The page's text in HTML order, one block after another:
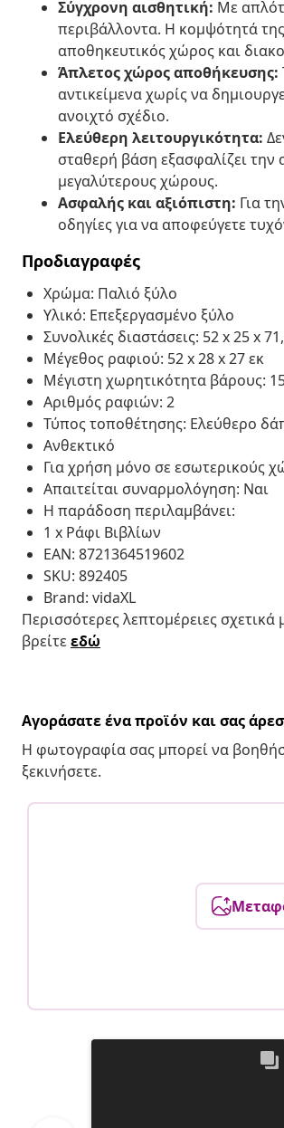
Σύγχρονη αισθητική: Με
περιβάλλοντα. Η κομψότητά
αποθηκευτικός χώρος και
Άπλετος χώρος αποθήκευσης:
αντικείμενα χωρίς να
ανοιχτό σχέδιο.
Ελεύθερη λειτουργικότητα:
σταθερή βάση εξασφαλίζει την
μεγαλύτερους χώρους.
Ασφαλής και αξιόπιστη: Για
οδηγίες για να αποφεύγετε
Προδιαγραφές
Χρώμα: Παλιό ξύλο
Υλικό: Επεξεργασμένο ξύλο
Συνολικές διαστάσεις: 52 x 25 x
Μέγεθος ραφιού: 52 x 28 x 27 εκ
Μέγιστη χωρητικότητα βάρους:
Αριθμός ραφιών: 2
Τύπος τοποθέτησης: Ελεύθερο
Ανθεκτικό
Για χρήση μόνο σε εσωτερικούς
Απαιτείται συναρμολόγηση: Ναι
Η παράδοση περιλαμβάνει:
1 x Ράφι Βιβλίων
EAN: 8721364519602
SKU: 892405
Brand: vidaXL
Περισσότερες λεπτομέρειες
βρείτεεδώ
Αγοράσατε ένα προϊόν και σας
Η φωτογραφία σας μπορεί να
ξεκινήσετε.